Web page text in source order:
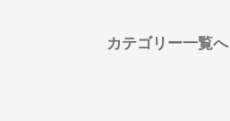
カテゴリー一覧へ